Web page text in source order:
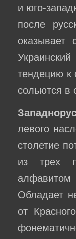
и юго-
после
оказывает
тендецию к
сольются в
левого
столетие
из трех
алфавитом
Обладает
от